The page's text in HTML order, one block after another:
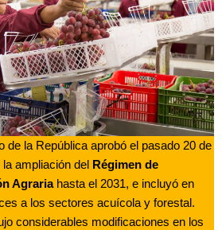
de la República aprobó el pasado 20 de
ampliación del
Régimen de
Agrariahasta el 2031, e incluyó en
a los sectores acuícola y forestal.
considerables modificaciones en los